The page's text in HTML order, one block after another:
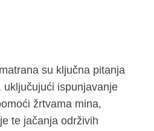
su ključna pitanja
uključujući ispunjavanje
žrtvama mina,
te jačanja održivih